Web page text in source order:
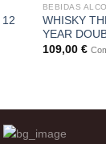
12
BEBIDAS
WHISKY
YEAR
109,00 €